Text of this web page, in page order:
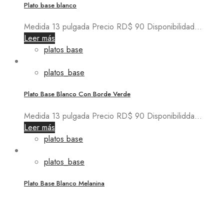
Plato base blanco
Medida 13 pulgada Precio RD$ 90 Disponibilidad...
Leer más
platos base
platos_base
Plato Base Blanco Con Borde Verde
Medida 13 pulgada Precio RD$ 90 Disponibilidda...
Leer más
platos base
platos_base
Plato Base Blanco Melanina